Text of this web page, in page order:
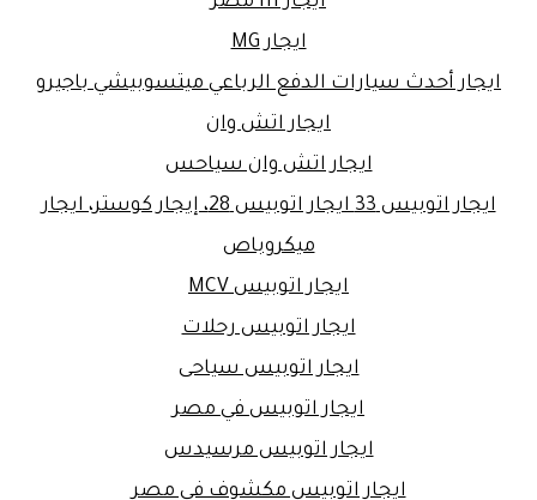
ايجار MG
ايجار أحدث سيارات الدفع الرباعي ميتسوبيشي باجيرو
ايجار اتش وان
ايجار اتش وان سياحس
ايجار اتوبيس 33 ايجار اتوبيس 28، إيجار كوستر، ايجار
ميكروباص
ايجار اتوبيس MCV
ايجار اتوبيس رحلات
ايجار اتوبيس سياحى
ايجار اتوبيس في مصر
ايجار اتوبيس مرسيدس
ايجار اتوبيس مكشوف فى مصر